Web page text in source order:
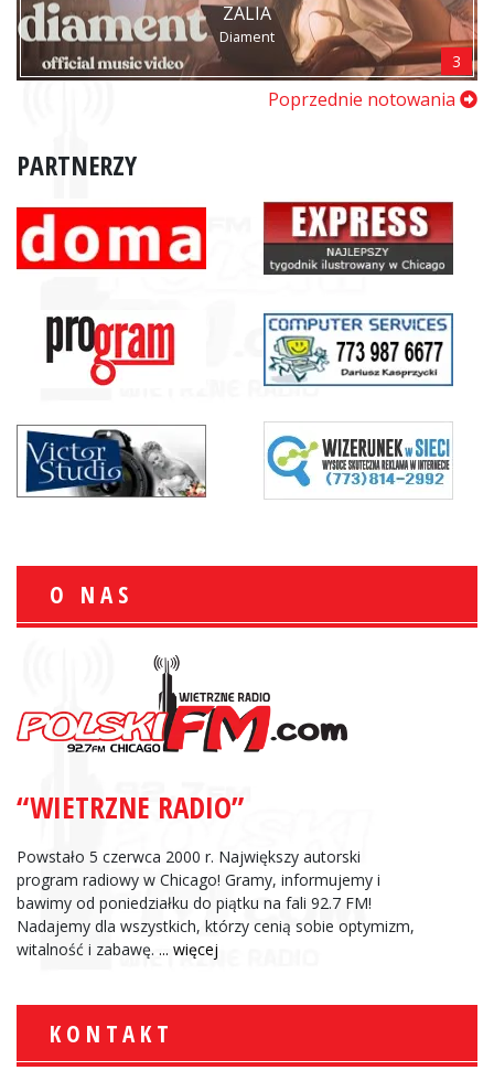
ZALIA
Diament
3
Poprzednie notowania
PARTNERZY
O NAS
“WIETRZNE RADIO”
Powstało 5 czerwca 2000 r. Największy autorski
program radiowy w Chicago! Gramy, informujemy i
bawimy od poniedziałku do piątku na fali 92.7 FM!
Nadajemy dla wszystkich, którzy cenią sobie optymizm,
witalność i zabawę. ... więcej
KONTAKT